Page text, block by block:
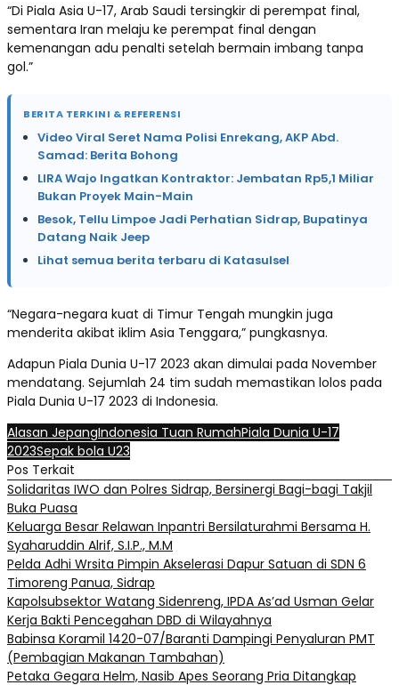
“Di Piala Asia U-17, Arab Saudi tersingkir di perempat final,
sementara Iran melaju ke perempat final dengan
kemenangan adu penalti setelah bermain imbang tanpa
gol.”
BERITA TERKINI & REFERENSI
Video Viral Seret Nama Polisi Enrekang, AKP Abd.
Samad: Berita Bohong
LIRA Wajo Ingatkan Kontraktor: Jembatan Rp5,1 Miliar
Bukan Proyek Main-Main
Besok, Tellu Limpoe Jadi Perhatian Sidrap, Bupatinya
Datang Naik Jeep
Lihat semua berita terbaru di Katasulsel
“Negara-negara kuat di Timur Tengah mungkin juga
menderita akibat iklim Asia Tenggara,” pungkasnya.
Adapun Piala Dunia U-17 2023 akan dimulai pada November
mendatang. Sejumlah 24 tim sudah memastikan lolos pada
Piala Dunia U-17 2023 di Indonesia.
Alasan JepangIndonesia Tuan RumahPiala Dunia U-17
2023Sepak bola U23
Pos Terkait
Solidaritas IWO dan Polres Sidrap, Bersinergi Bagi-bagi Takjil
Buka Puasa
Keluarga Besar Relawan Inpantri Bersilaturahmi Bersama H.
Syaharuddin Alrif, S.I.P., M.M
Pelda Adhi Wrsita Pimpin Akselerasi Dapur Satuan di SDN 6
Timoreng Panua, Sidrap
Kapolsubsektor Watang Sidenreng, IPDA As’ad Usman Gelar
Kerja Bakti Pencegahan DBD di Wilayahnya
Babinsa Koramil 1420-07/Baranti Dampingi Penyaluran PMT
(Pembagian Makanan Tambahan)
Petaka Gegara Helm, Nasib Apes Seorang Pria Ditangkap